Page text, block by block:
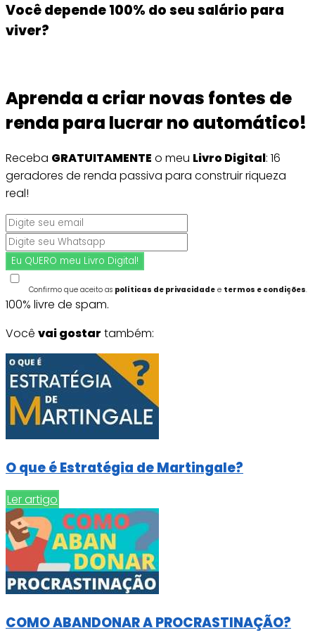
Você depende 100% do seu salário para
viver?
Aprenda a criar novas fontes de
renda para lucrar no automático!
Receba GRATUITAMENTE o meu Livro Digital: 16
geradores de renda passiva para construir riqueza
real!
Confirmo que aceito as políticas de privacidade e termos e condições.
100% livre de spam.
Você vai gostar também:
O que é Estratégia de Martingale?
Ler artigo
COMO ABANDONAR A PROCRASTINAÇÃO?